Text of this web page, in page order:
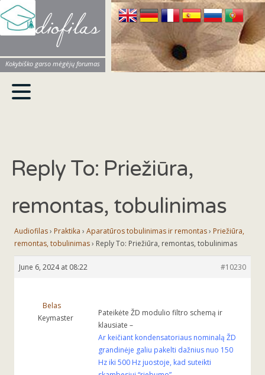
Audiofilas
Kokybiško garso mėgėjų forumas
Reply To: Priežiūra,
remontas, tobulinimas
Audiofilas› Praktika › Aparatūros tobulinimas ir remontas› Priežiūra,
remontas, tobulinimas› Reply To: Priežiūra, remontas, tobulinimas
June 6, 2024 at 08:22 #10230
Belas
Keymaster
Pateikėte ŽD modulio filtro schemą ir
klausiate –
Ar keičiant kondensatoriaus nominalą ŽD
grandinėje galiu pakelti dažnius nuo 150
Hz iki 500 Hz juostoje, kad suteikti